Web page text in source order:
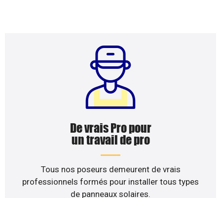
De vrais Pro pour
un travail de pro
Tous nos poseurs demeurent de vrais
professionnels formés pour installer tous types
de panneaux solaires.